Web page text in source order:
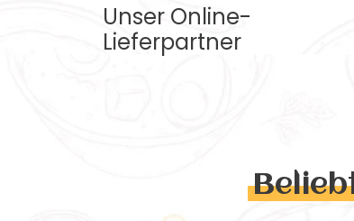
Unser Online-
Lieferpartner